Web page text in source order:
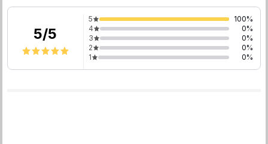
5/5
5 100%
4
0%
3
0%
2
0%
1
0%